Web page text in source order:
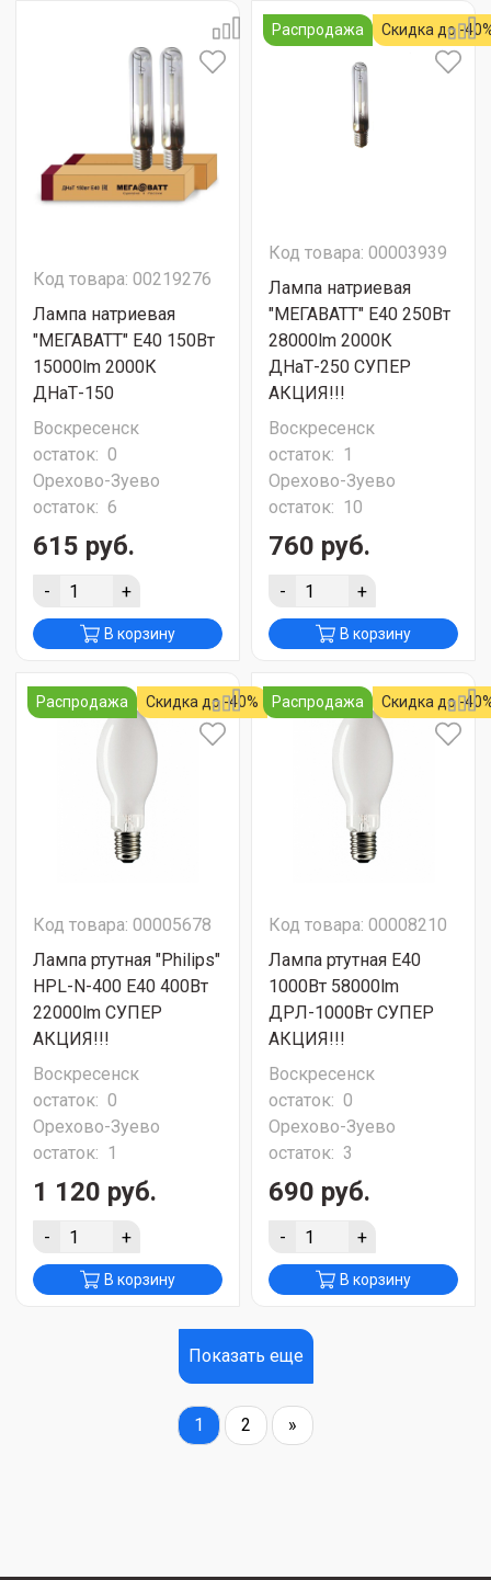
Код товара: 00219276
Лампа натриевая
"МЕГАВАТТ" E40 150Вт
15000lm 2000К
ДНаТ-150
Воскресенск
остаток: 0
Орехово-Зуево
остаток: 6
615 руб.
- +
В корзину
Распродажа Скидка до -
Код товара: 00003939
Лампа натриевая
"МЕГАВАТТ" E40 250Вт
28000lm 2000К
ДНаТ-250 СУПЕР
АКЦИЯ!!!
Воскресенск
остаток: 1
Орехово-Зуево
остаток: 10
760 руб.
- +
В корзину
Распродажа Скидка до -40%
Код товара: 00005678
Лампа ртутная "Philips"
HPL-N-400 Е40 400Вт
22000lm СУПЕР
АКЦИЯ!!!
Воскресенск
остаток: 0
Орехово-Зуево
остаток: 1
1 120 руб.
- +
В корзину
Распродажа Скидка до -
Код товара: 00008210
Лампа ртутная Е40
1000Вт 58000lm
ДРЛ-1000Вт СУПЕР
АКЦИЯ!!!
Воскресенск
остаток: 0
Орехово-Зуево
остаток: 3
690 руб.
- +
В корзину
Показать еще
1 2 »